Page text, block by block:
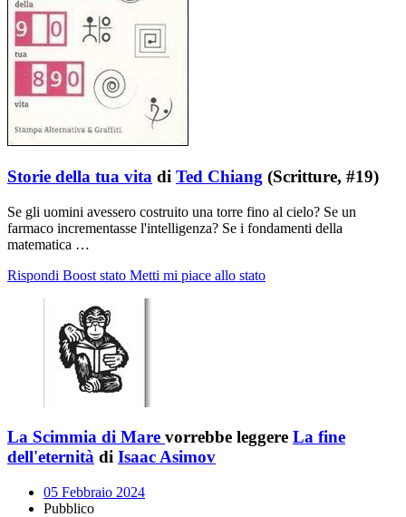
Storie della tua vita di Ted Chiang (Scritture, #19)
Se gli uomini avessero costruito una torre fino al cielo? Se un
farmaco incrementasse l'intelligenza? Se i fondamenti della
matematica …
Rispondi Boost stato Metti mi piace allo stato
La Scimmia di Mare vorrebbe leggere La fine
dell'eternità di Isaac Asimov
05 Febbraio 2024
Pubblico